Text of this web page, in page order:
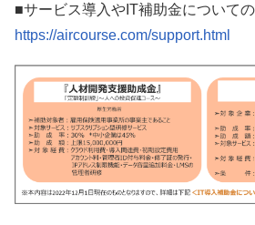
■サービス導入やIT補助金について
https://aircourse.com/support.html